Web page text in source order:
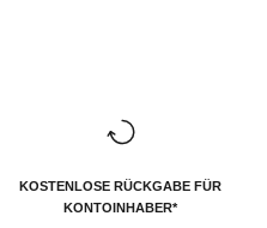
KOSTENLOSE RÜCKGABE FÜR
KONTOINHABER*